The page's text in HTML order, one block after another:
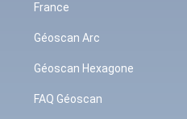
France
Géoscan Arc
Géoscan Hexagone
FAQ Géoscan